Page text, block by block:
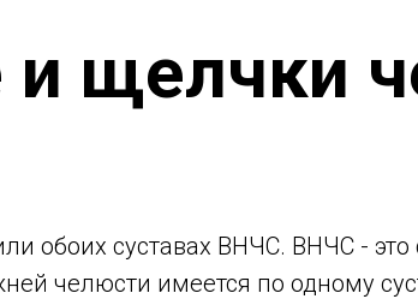
щелчки
обоих суставах ВНЧС. ВНЧС -
челюсти имеется по одному